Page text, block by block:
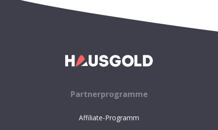
Partnerprogramme
Affiliate-Programm